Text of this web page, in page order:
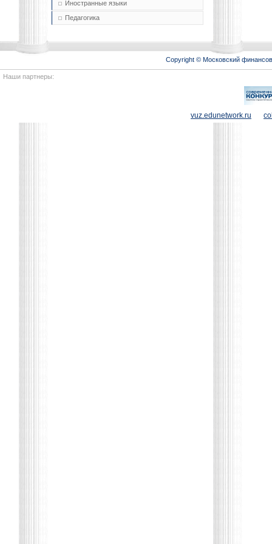
Иностранные языки
Педагогика
Copyright © Московский
Наши партнеры:
vuz.edunetwork.ru